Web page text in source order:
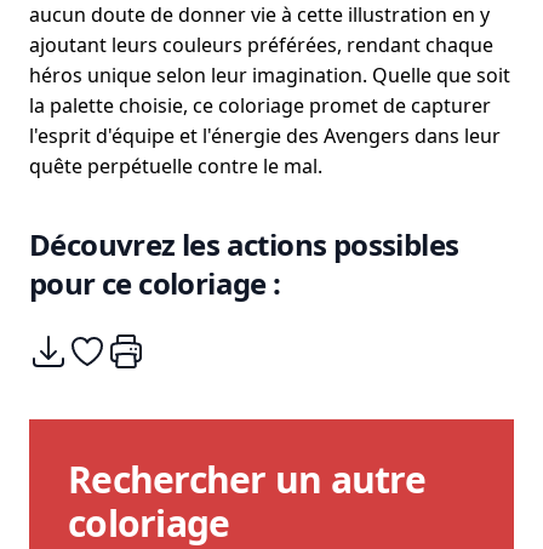
aucun doute de donner vie à cette illustration en y
ajoutant leurs couleurs préférées, rendant chaque
héros unique selon leur imagination. Quelle que soit
la palette choisie, ce coloriage promet de capturer
l'esprit d'équipe et l'énergie des Avengers dans leur
quête perpétuelle contre le mal.
Découvrez les actions possibles
pour ce coloriage :
Télécharger
Ajouter à mes coups de coeurs
Imprimer
Rechercher un autre
coloriage